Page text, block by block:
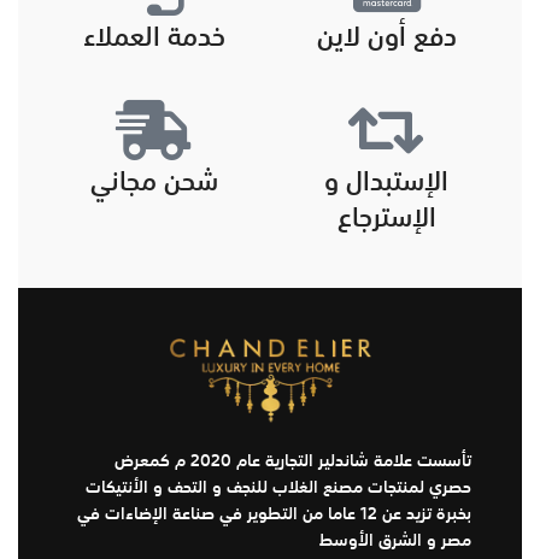
دفع أون لاين خدمة العملاء
الإستبدال و
الإسترجاع
شحن مجاني
تأسست علامة شاندلير التجارية عام 2020 م كمعرض
حصري لمنتجات مصنع الغلاب للنجف و التحف و الأنتيكات
بخبرة تزيد عن 12 عاما من التطوير في صناعة الإضاءات في
مصر و الشرق الأوسط